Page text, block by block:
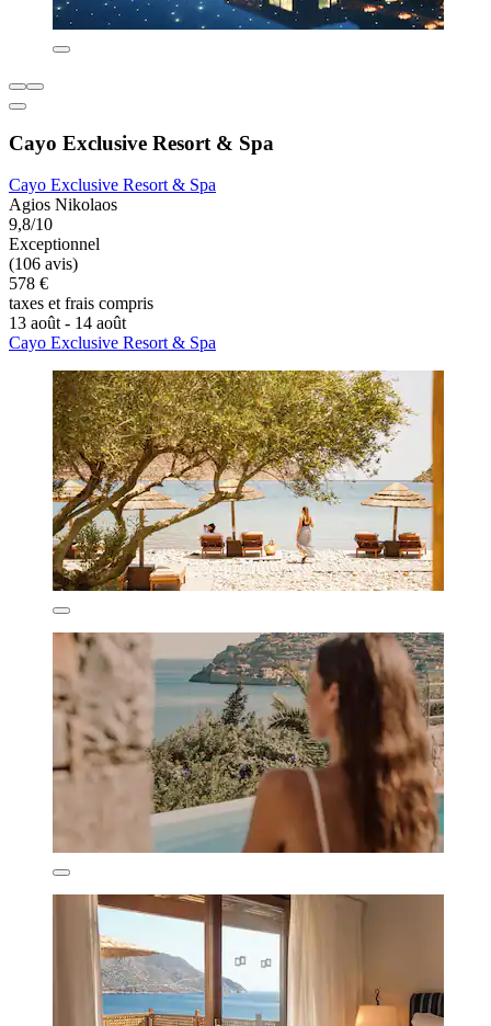
Cayo Exclusive Resort & Spa
Cayo Exclusive Resort & Spa
Agios Nikolaos
9,8/10
Exceptionnel
(106 avis)
578 €
taxes et frais compris
13 août - 14 août
Cayo Exclusive Resort & Spa